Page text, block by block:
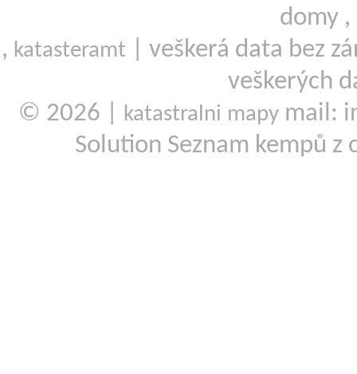
domy ,
, katasteramt
| veškerá data bez
veškerých
© 2026 |
katastralni mapy mail:
Solution Seznam kempů z